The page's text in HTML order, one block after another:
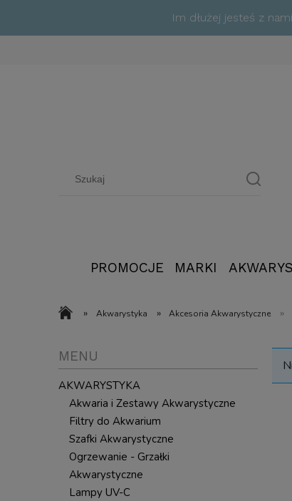
Im dłużej jesteś z
PROMOCJE MARKI
» Akwarystyka » Akcesoria Akwarystyczne »
MENU
AKWARYSTYKA
Akwaria i Zestawy Akwarystyczne
Filtry do Akwarium
Szafki Akwarystyczne
Ogrzewanie - Grzałki
Akwarystyczne
Lampy UV-C